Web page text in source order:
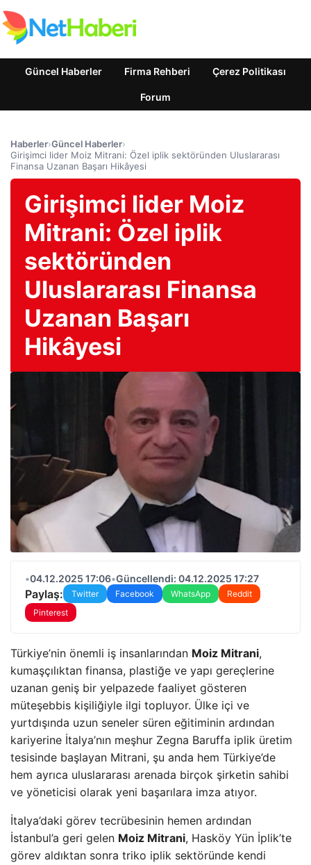
Güncel Haberler Firma Rehberi Çerez Politikası
Forum
Haberler›Güncel Haberler›
Girişimci lider Moiz Mitrani: Özel iplik sektöründen Uluslararası
Finansa Uzanan Başarı Hikâyesi
Girişimci lider Moiz
Mitrani: Özel iplik
sektöründen
Uluslararası Finansa
Uzanan Başarı
Hikâyesi
•04.12.2025 17:06•Güncellendi: 04.12.2025 17:27
Paylaş: Twitter Facebook WhatsApp
Reddit
Pinterest
Türkiye’nin önemli iş insanlarından Moiz Mitrani,
kumaşçılıktan finansa, plastiğe ve yapı gereçlerine
uzanan geniş bir yelpazede faaliyet gösteren
müteşebbis kişiliğiyle ilgi topluyor. Ülke içi ve
yurtdışında uzun seneler süren eğitiminin ardından
kariyerine İtalya’nın meşhur Zegna Baruffa iplik üretim
tesisinde başlayan Mitrani, şu anda hem Türkiye’de
hem ayrıca uluslararası arenada birçok şirketin sahibi
ve yöneticisi olarak yeni başarılara imza atıyor.
İtalya’daki görev tecrübesinin hemen ardından
İstanbul’a geri gelen Moiz Mitrani, Hasköy Yün İplik’te
görev aldıktan sonra triko iplik sektöründe kendi